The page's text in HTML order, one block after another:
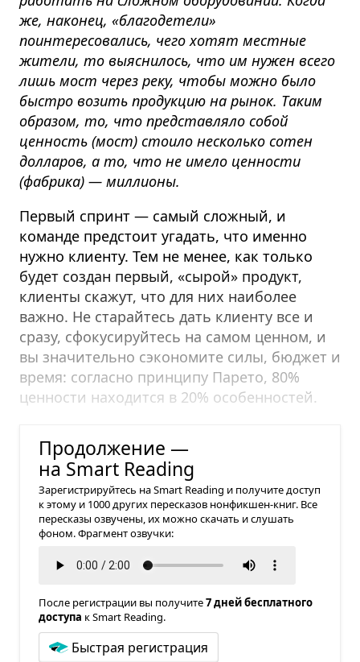
же, наконец, «благодетели»
поинтересовались, чего хотят местные
жители, то выяснилось, что им нужен всего
лишь мост через реку, чтобы можно было
быстро возить продукцию на рынок. Таким
образом, то, что представляло собой
ценность (мост) стоило несколько сотен
долларов, а то, что не имело ценности
(фабрика) — миллионы.
Первый спринт — самый сложный, и
команде предстоит угадать, что именно
нужно клиенту. Тем не менее, как только
будет создан первый, «сырой» продукт,
клиенты скажут, что для них наиболее
важно. Не старайтесь дать клиенту все и
сразу, сфокусируйтесь на самом ценном, и
вы значительно сэкономите силы, бюджет и
время: согласно принципу Парето, 80%
ценности находится в 20% особенностей.
Продолжение —
на Smart Reading
Зарегистрируйтесь на Smart Reading и получите доступ
к этому и 1000 других пересказов нонфикшен-книг. Все
пересказы озвучены, их можно скачать и слушать
фоном. Фрагмент озвучки:
После регистрации вы получите7 дней бесплатного
доступа к Smart Reading.
Быстрая регистрация